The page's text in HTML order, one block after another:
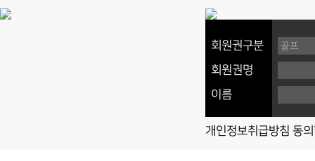
회원권구분
회원권명
이름
개인정보취급방침 동